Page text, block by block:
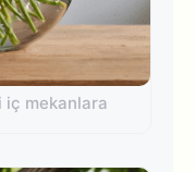
iç mekanlara